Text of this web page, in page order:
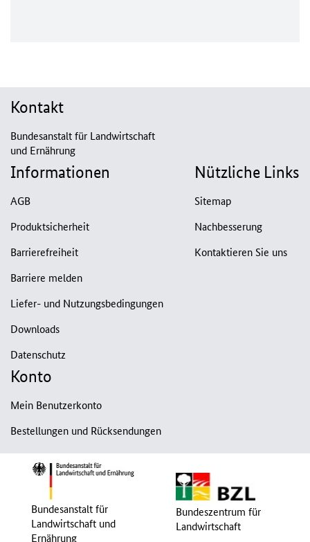
Kontakt
Bundesanstalt für Landwirtschaft
und Ernährung
Informationen
AGB
Produktsicherheit
Barrierefreiheit
Barriere melden
Liefer- und Nutzungsbedingungen
Downloads
Datenschutz
Nützliche Links
Sitemap
Nachbesserung
Kontaktieren Sie uns
Konto
Mein Benutzerkonto
Bestellungen und Rücksendungen
Bundesanstalt für
Landwirtschaft und
Ernährung
Bundeszentrum für
Landwirtschaft